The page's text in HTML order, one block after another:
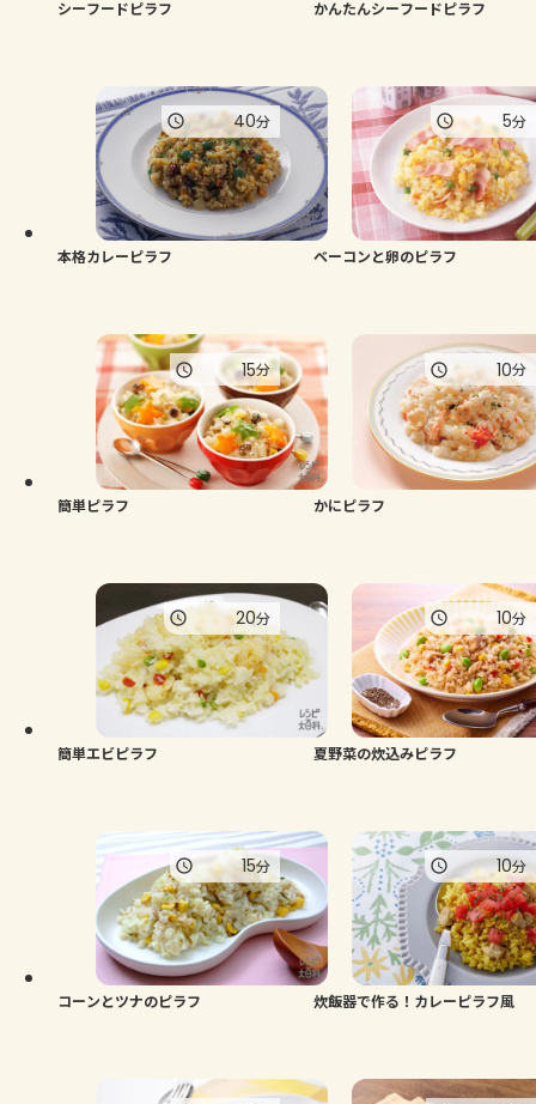
シーフードピラフ かんたんシーフードピラフ
本格カレーピラフ
40分
ベーコンと卵のピラフ
5分
簡単ピラフ
15分
かにピラフ
10分
簡単エビピラフ
20分
夏野菜の炊込みピラフ
10分
コーンとツナのピラフ
15分
炊飯器で作る！カレーピラフ風
10分